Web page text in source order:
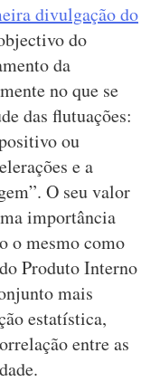
divulgação do
do
da
no que se
das flutuações:
ou
e a
O seu valor
importância
o mesmo como
Produto Interno
mais
estatística,
entre as